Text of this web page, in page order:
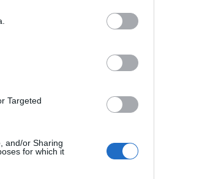
Targeted
and/or Sharing
for which it